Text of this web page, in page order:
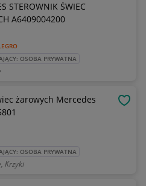
STEROWNIK ŚWIEC
A6409004200
OSOBA PRYWATNA
żarowych Mercedes
OSOBA PRYWATNA
Krzyki